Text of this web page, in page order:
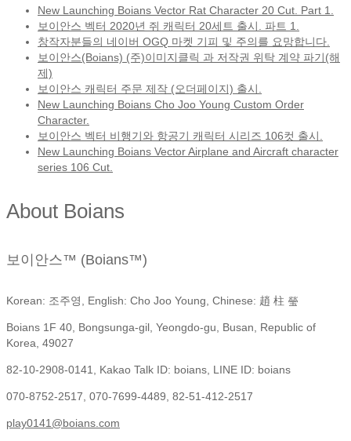
New Launching Boians Vector Rat Character 20 Cut. Part 1.
보이안스 벡터 2020년 쥐 캐릭터 20세트 출시. 파트 1.
창작자분들의 네이버 OGQ 마켓 기피 및 주의를 요망합니다.
보이안스(Boians) (주)이미지클릭 과 저작권 위탁 계약 파기(해
제)
보이안스 캐릭터 주문 제작 (오더페이지) 출시.
New Launching Boians Cho Joo Young Custom Order
Character.
보이안스 벡터 비행기와 항공기 캐릭터 시리즈 106컷 출시.
New Launching Boians Vector Airplane and Aircraft character
series 106 Cut.
About Boians
보이안스™ (Boians™)
Korean: 조주영, English: Cho Joo Young, Chinese: 趙 柱 瑩
Boians 1F 40, Bongsunga-gil, Yeongdo-gu, Busan, Republic of
Korea, 49027
82-10-2908-0141, Kakao Talk ID: boians, LINE ID: boians
070-8752-2517, 070-7699-4489, 82-51-412-2517
play0141@boians.com